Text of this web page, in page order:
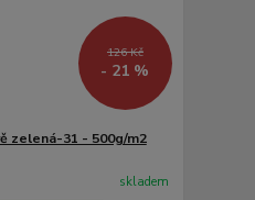
126 Kč
- 21 %
zelená-31 - 500g/m2
skladem